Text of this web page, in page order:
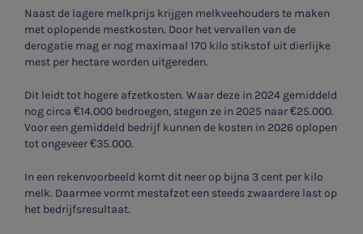
Naast de lagere melkprijs krijgen melkveehouders te maken
met oplopende mestkosten. Door het vervallen van de
derogatie mag er nog maximaal 170 kilo stikstof uit dierlijke
mest per hectare worden uitgereden.
Dit leidt tot hogere afzetkosten. Waar deze in 2024 gemiddeld
nog circa €14.000 bedroegen, stegen ze in 2025 naar €25.000.
Voor een gemiddeld bedrijf kunnen de kosten in 2026 oplopen
tot ongeveer €35.000.
In een rekenvoorbeeld komt dit neer op bijna 3 cent per kilo
melk. Daarmee vormt mestafzet een steeds zwaardere last op
het bedrijfsresultaat.